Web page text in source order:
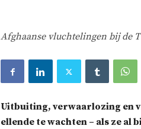
Afghaanse vluchtelingen bij de
Uitbuiting, verwaarlozing en
ellende te wachten – als ze al